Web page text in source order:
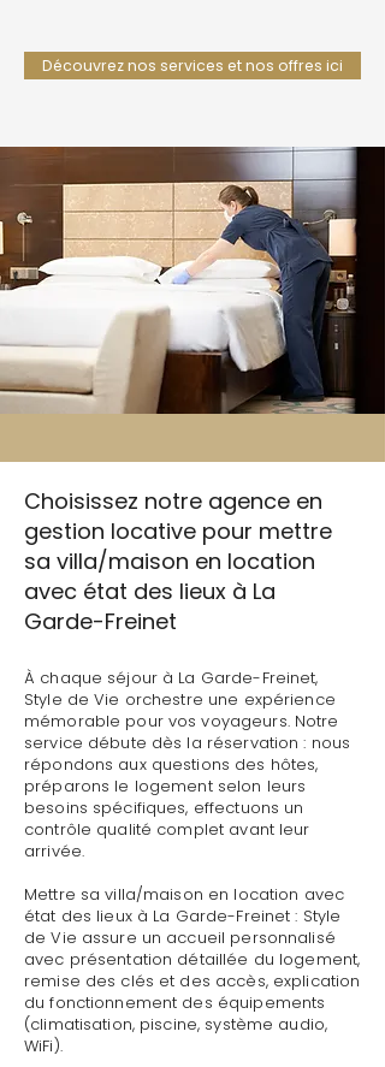
Découvrez nos services et nos offres ici
Choisissez notre agence en
gestion locative pour mettre
sa villa/maison en location
avec état des lieux à La
Garde-Freinet
À chaque séjour à La Garde-Freinet,
Style de Vie orchestre une expérience
mémorable pour vos voyageurs. Notre
service débute dès la réservation : nous
répondons aux questions des hôtes,
préparons le logement selon leurs
besoins spécifiques, effectuons un
contrôle qualité complet avant leur
arrivée.
Mettre sa villa/maison en location avec
état des lieux à La Garde-Freinet : Style
de Vie assure un accueil personnalisé
avec présentation détaillée du logement,
remise des clés et des accès, explication
du fonctionnement des équipements
(climatisation, piscine, système audio,
WiFi).